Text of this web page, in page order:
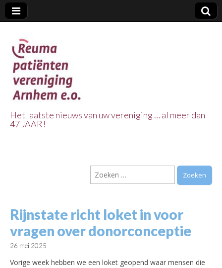
Vereniging
Arnhem e.o.
Het laatste nieuws van uw vereniging … al meer dan
47 JAAR!
Zoeken
naar:
Rijnstate richt loket in voor
vragen over donorconceptie
26 mei 2025
Vorige week hebben we een loket geopend waar mensen die